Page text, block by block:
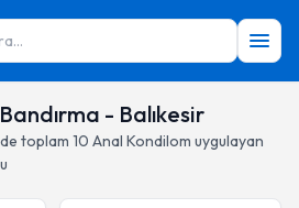
- Balıkesir
toplam 10 Anal Kondilom uygulayan